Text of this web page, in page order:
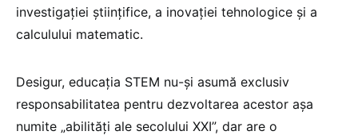
investigației științifice, a inovației tehnologice și a
calculului matematic.
Desigur, educația STEM nu-și asumă exclusiv
responsabilitatea pentru dezvoltarea acestor așa
numite „abilități ale secolului XXI”, dar are o